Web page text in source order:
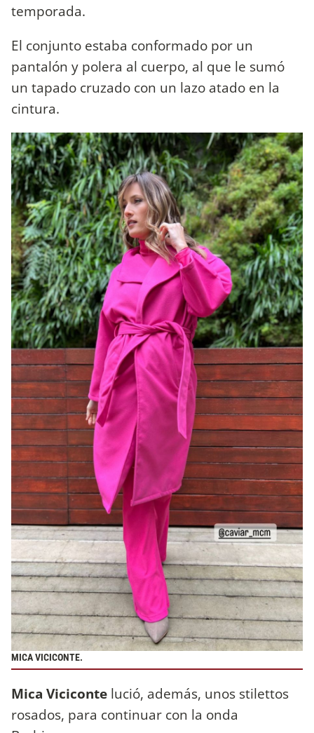
temporada.
El conjunto estaba conformado por un
pantalón y polera al cuerpo, al que le sumó
un tapado cruzado con un lazo atado en la
cintura.
MICA VICICONTE.
Mica Viciconte lució, además, unos stilettos
rosados, para continuar con la onda